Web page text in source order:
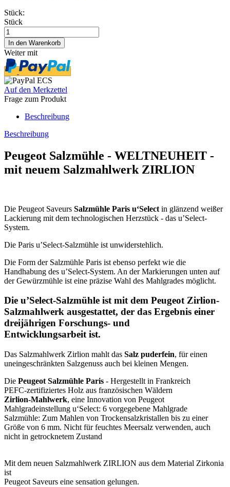
Stück:
Stück
Weiter mit
Auf den Merkzettel
Frage zum Produkt
Beschreibung
Beschreibung
Peugeot Salzmühle - WELTNEUHEIT -
mit neuem Salzmahlwerk ZIRLION
Die Peugeot Saveurs Salzmühle Paris u‘Select in glänzend weißer
Lackierung mit dem technologischen Herzstück - das u’Select-
System.
Die Paris u’Select-Salzmühle ist unwiderstehlich.
Die Form der Salzmühle Paris ist ebenso perfekt wie die
Handhabung des u’Select-System. An der Markierungen unten auf
der Gewürzmühle ist eine präzise Wahl des Mahlgrades möglicht.
Die u’Select-Salzmühle ist mit dem PeugeotZirlion-
Salzmahlwerk ausgestattet, der das Ergebnis einer
dreijährigen Forschungs- und
Entwicklungsarbeitist.
Das Salzmahlwerk Zirlion mahlt das Salz puderfein, für einen
uneingeschränkten Salzgenuss auch bei kleinen Mengen.
Die Peugeot Salzmühle Paris - Hergestellt in Frankreich
PEFC-zertifiziertes Holz aus französischen Wäldern
Zirlion-Mahlwerk, eine Innovation von Peugeot
Mahlgradeinstellung u‘Select: 6 vorgegebene Mahlgrade
Salzmühle: Zum Mahlen von Trockensalzkristallen bis zu einer
Größe von 6 mm. Nicht für feuchtes Meersalz verwenden, auch
nicht in getrocknetem Zustand
Mit dem neuen Salzmahlwerk ZIRLION aus dem Material Zirkonia
ist
Peugeot Saveurs eine sensation gelungen.